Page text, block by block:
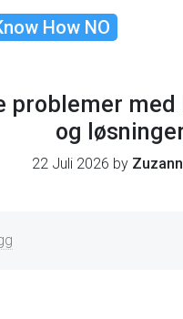
How NO
problemer
og
22 Juli 2026 by